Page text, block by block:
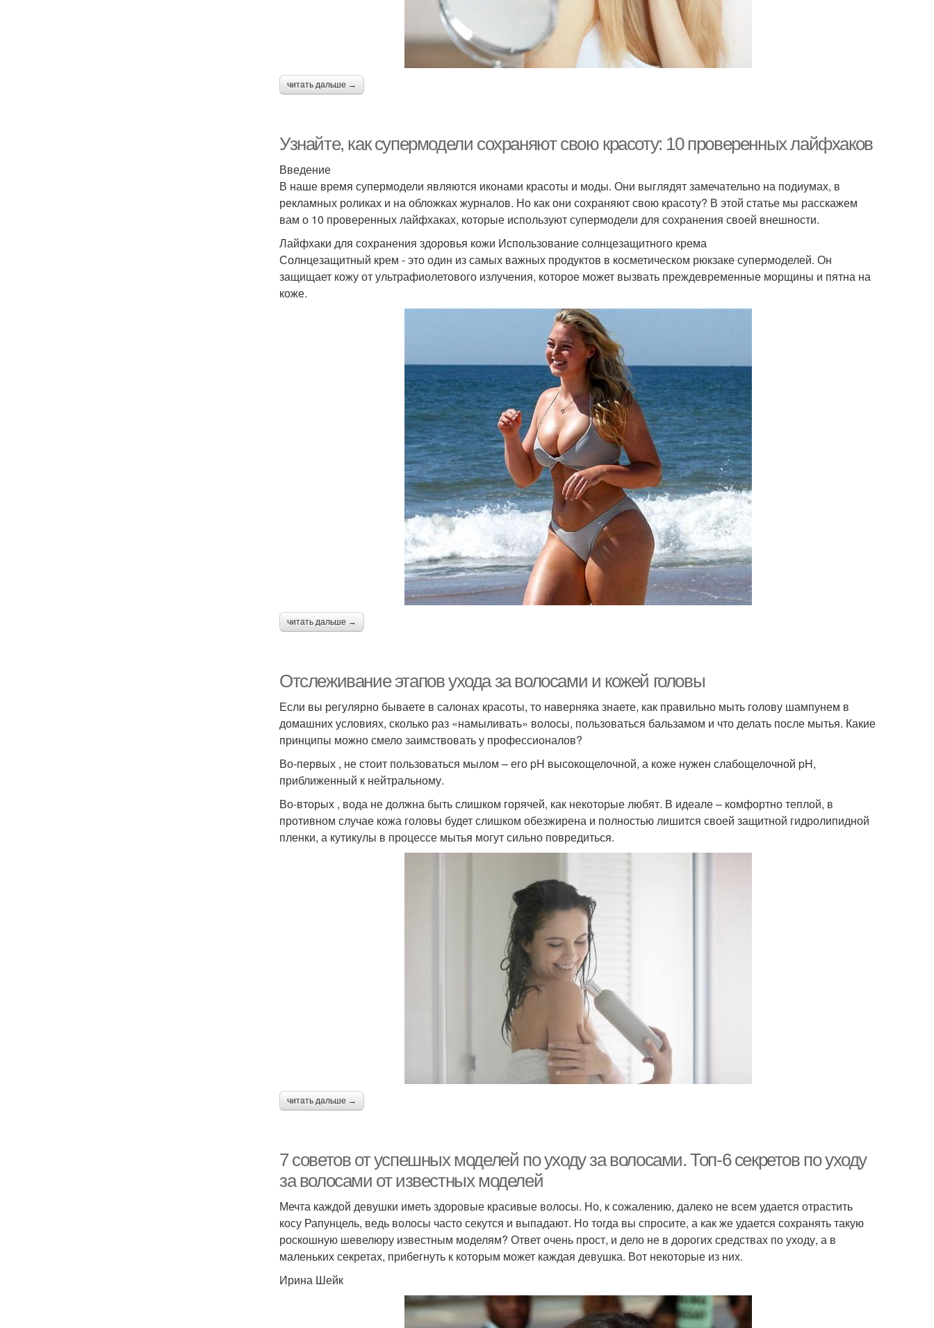
Маска из горчицы Маски из горчицы
Маска для сухих
Яичная маска Маска с морской солью Медовая маска
Натуральная маска Маски от перхоти
Яичные маски
Маски в домашних
условиях
читать дальше →
Узнайте, как супермодели сохраняют свою красоту: 10 проверенных лайфхаков
Введение
В наше время супермодели являются иконами красоты и моды. Они выглядят замечательно на подиумах, в
рекламных роликах и на обложках журналов. Но как они сохраняют свою красоту? В этой статье мы расскажем
вам о 10 проверенных лайфхаках, которые используют супермодели для сохранения своей внешности.
Лайфхаки для сохранения здоровья кожи Использование солнцезащитного крема
Солнцезащитный крем - это один из самых важных продуктов в косметическом рюкзаке супермоделей. Он
защищает кожу от ультрафиолетового излучения, которое может вызвать преждевременные морщины и пятна на
коже.
читать дальше →
Отслеживание этапов ухода за волосами и кожей головы
Если вы регулярно бываете в салонах красоты, то наверняка знаете, как правильно мыть голову шампунем в
домашних условиях, сколько раз «намыливать» волосы, пользоваться бальзамом и что делать после мытья. Какие
принципы можно смело заимствовать у профессионалов?
Во-первых , не стоит пользоваться мылом – его pH высокощелочной, а коже нужен слабощелочной pH,
приближенный к нейтральному.
Во-вторых , вода не должна быть слишком горячей, как некоторые любят. В идеале – комфортно теплой, в
противном случае кожа головы будет слишком обезжирена и полностью лишится своей защитной гидролипидной
пленки, а кутикулы в процессе мытья могут сильно повредиться.
читать дальше →
7 советов от успешных моделей по уходу за волосами. Топ-6 секретов по уходу
за волосами от известных моделей
Мечта каждой девушки иметь здоровые красивые волосы. Но, к сожалению, далеко не всем удается отрастить
косу Рапунцель, ведь волосы часто секутся и выпадают. Но тогда вы спросите, а как же удается сохранять такую
роскошную шевелюру известным моделям? Ответ очень прост, и дело не в дорогих средствах по уходу, а в
маленьких секретах, прибегнуть к которым может каждая девушка. Вот некоторые из них.
Ирина Шейк